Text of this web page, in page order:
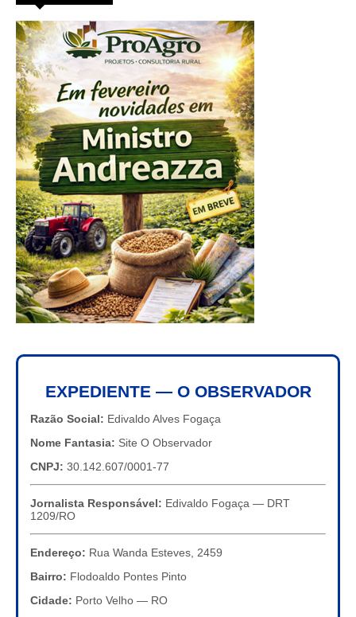
EXPEDIENTE — O OBSERVADOR
Razão Social: Edivaldo Alves Fogaça
Nome Fantasia: Site O Observador
CNPJ: 30.142.607/0001-77
Jornalista Responsável: Edivaldo Fogaça — DRT
1209/RO
Endereço: Rua Wanda Esteves, 2459
Bairro: Flodoaldo Pontes Pinto
Cidade: Porto Velho — RO